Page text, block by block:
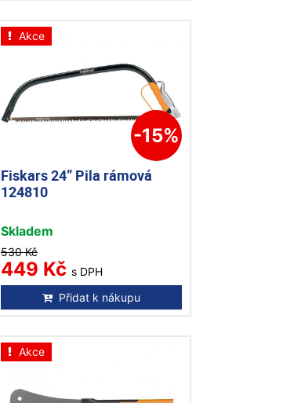
Akce
-15%
Fiskars 24” Pila rámová
124810
Skladem
530 Kč
449 Kč s DPH
Přidat k nákupu
Akce